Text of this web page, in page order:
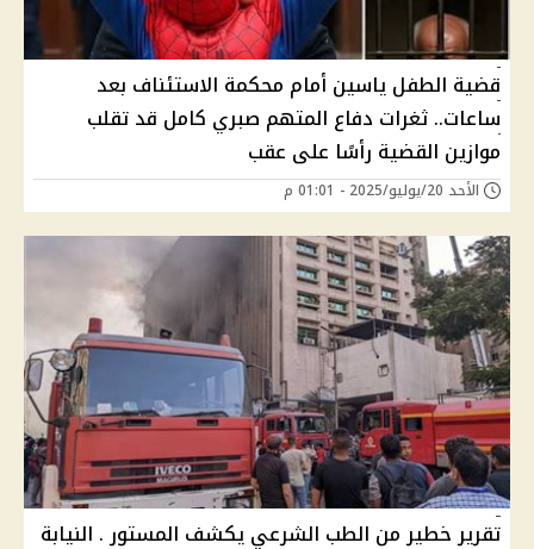
قضية الطفل ياسين أمام محكمة الاستئناف بعد
ساعات.. ثغرات دفاع المتهم صبري كامل قد تقلب
موازين القضية رأسًا على عقب
الأحد 20/يوليو/2025 - 01:01 م
تقرير خطير من الطب الشرعي يكشف المستور . النيابة